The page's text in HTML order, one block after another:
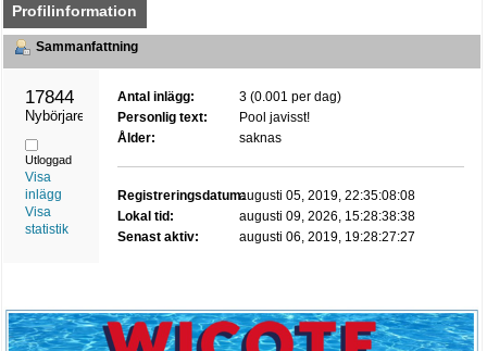
Profilinformation
Sammanfattning
17844
Nybörjare
Utloggad
Visa
inlägg
Visa
statistik
Antal inlägg:
3 (0.001 per dag)
Personlig text:
Pool javisst!
Ålder:
saknas
Registreringsdatum:augusti 05, 2019, 22:35:08:08
Lokal tid:
augusti 09, 2026, 15:28:38:38
Senast aktiv:
augusti 06, 2019, 19:28:27:27